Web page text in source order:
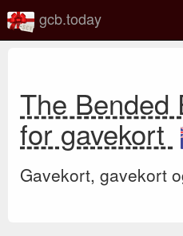
gcb.today
The Bended
for gavekort
Gavekort, gavekort